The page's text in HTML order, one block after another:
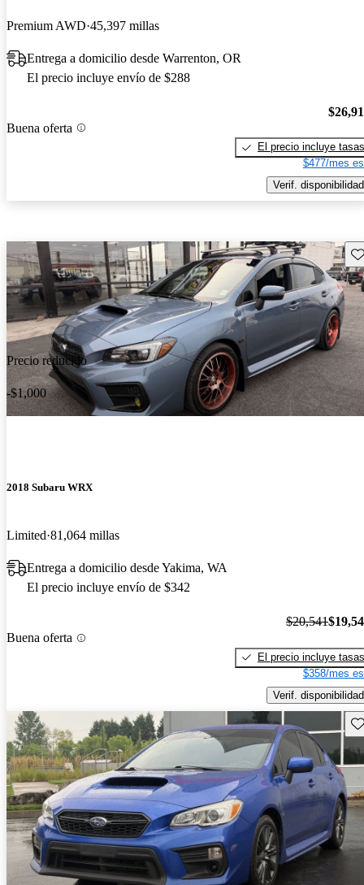
Premium AWD 45,397 millas
Entrega a domicilio desde Warrenton, OR
El precio incluye envío de $288
Buena oferta
El precio incluye tasas
$477/mes
Verif. disponibilidad
Precio reducido
-$1,000
2018 Subaru WRX
Limited 81,064 millas
Entrega a domicilio desde Yakima, WA
El precio incluye envío de $342
Buena oferta
$20,541
El precio incluye tasas
$358/mes
Verif. disponibilidad